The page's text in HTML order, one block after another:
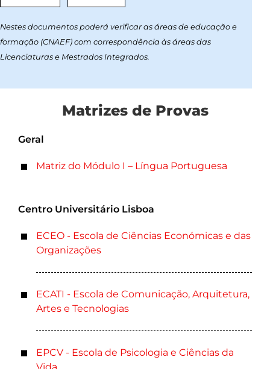
Nestes documentos poderá verificar as áreas de educação e
formação (CNAEF) com correspondência às áreas das
Licenciaturas e Mestrados Integrados.
Matrizes de Provas
Geral
Matriz do Módulo I – Língua Portuguesa
Centro Universitário Lisboa
ECEO - Escola de Ciências Económicas e das
Organizações
ECATI - Escola de Comunicação, Arquitetura,
Artes e Tecnologias
EPCV - Escola de Psicologia e Ciências da
Vida